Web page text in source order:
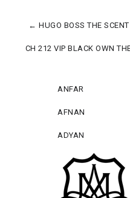
← HUGO BOSS THE
CH 212 VIP BLACK OWN
ANFAR
AFNAN
ADYAN